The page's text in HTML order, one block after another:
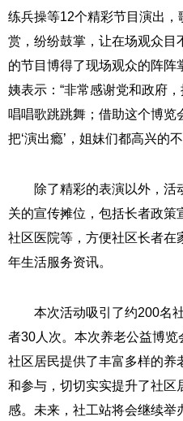
练兵操等12个精彩节目演出
赏，纷纷鼓掌，让在场观众目
的节目博得了现场观众的阵
姨表示：“非常感谢党和政府
唱唱歌跳跳舞；借助这个博览
把‘演出瘾’，姐妹们都高兴的
除了精彩的表演以外，活
关的宣传摊位，包括长者政策
社区医院等，方便社区长者在
年生活服务资讯。
本次活动吸引了约200名社
者30人次。本次养老公益博
社区居民提供了丰富多样的养
和参与，切切实实提升了社区
感。未来，社工站将会继续举